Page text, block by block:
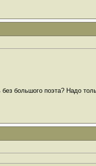
большого поэта? Надо